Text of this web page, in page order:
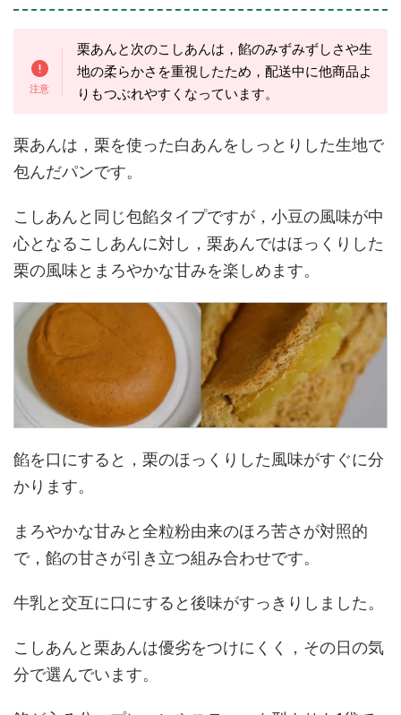
栗あんと次のこしあんは，餡のみずみずしさや生
地の柔らかさを重視したため，配送中に他商品よ
りもつぶれやすくなっています。
栗あんは，栗を使った白あんをしっとりした生地で
包んだパンです。
こしあんと同じ包餡タイプですが，小豆の風味が中
心となるこしあんに対し，栗あんではほっくりした
栗の風味とまろやかな甘みを楽しめます。
餡を口にすると，栗のほっくりした風味がすぐに分
かります。
まろやかな甘みと全粒粉由来のほろ苦さが対照的
で，餡の甘さが引き立つ組み合わせです。
牛乳と交互に口にすると後味がすっきりしました。
こしあんと栗あんは優劣をつけにくく，その日の気
分で選んでいます。